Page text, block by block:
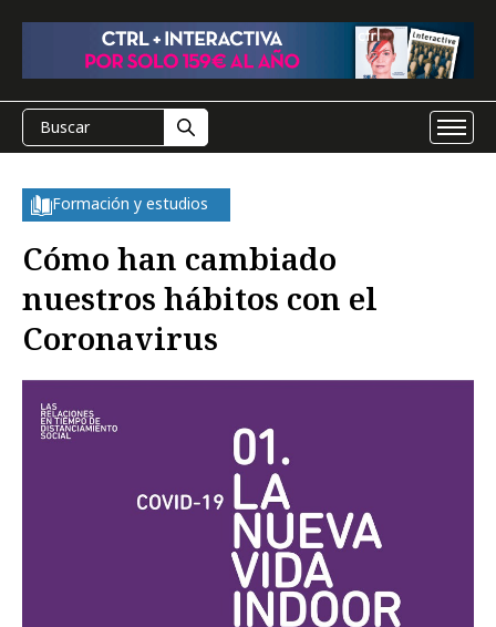
Formación y estudios
Cómo han cambiado
nuestros hábitos con el
Coronavirus